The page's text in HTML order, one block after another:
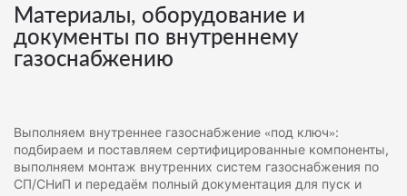
Материалы, оборудование и
документы по внутреннему
газоснабжению
Выполняем внутреннее газоснабжение «под ключ»:
подбираем и поставляем сертифицированные компоненты,
выполняем монтаж внутренних систем газоснабжения по
СП/СНиП и передаём полный документация для пуск и